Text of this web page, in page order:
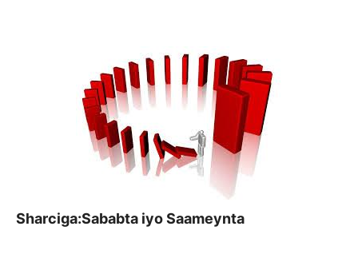
Sharciga:Sababta iyo Saameynta